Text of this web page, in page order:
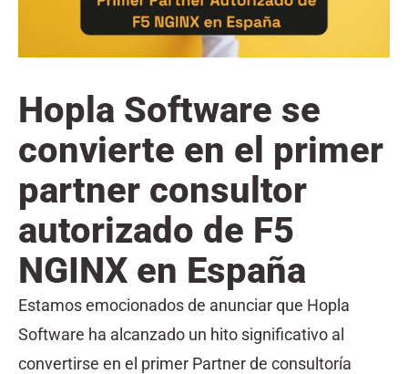
Hopla Software se
convierte en el primer
partner consultor
autorizado de F5
NGINX en España
Estamos emocionados de anunciar que Hopla
Software ha alcanzado un hito significativo al
convertirse en el primer Partner de consultoría